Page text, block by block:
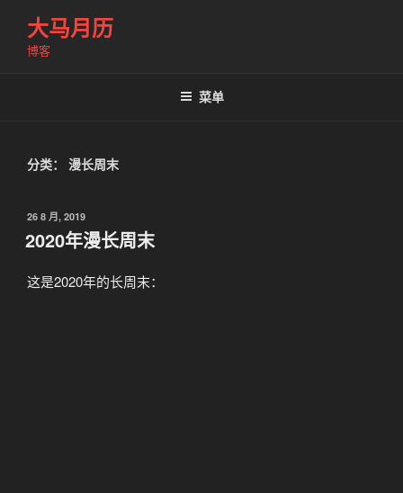
大马月历
博客
菜单
分类： 漫长周末
发
布
于
26 8 月, 2019
2020年漫长周末
这是2020年的长周末：